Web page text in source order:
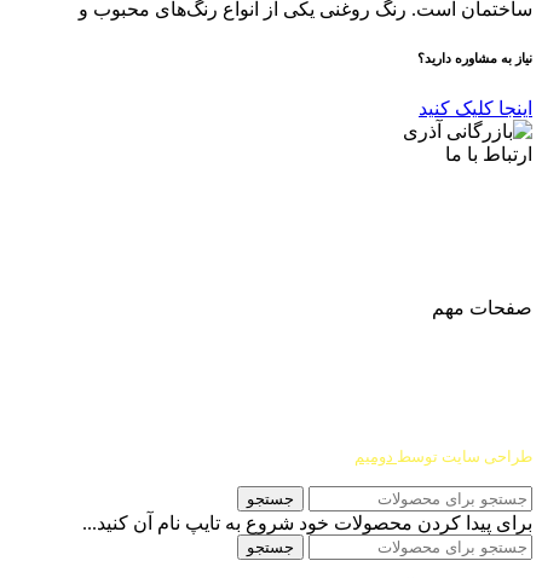
ساختمان است. رنگ روغنی یکی از انواع رنگ‌های محبوب و
نیاز به مشاوره دارید؟
اینجا کلیک کنید
ارتباط با ما
صفحات مهم
طراحی سایت توسط دومیم
جستجو
برای پیدا کردن محصولات خود شروع به تایپ نام آن کنید...
جستجو